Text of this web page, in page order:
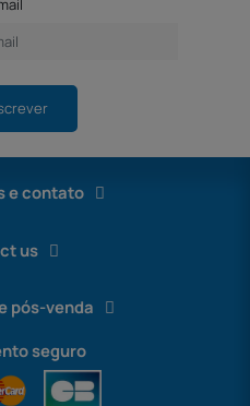
e contato
us
pós-venda
seguro